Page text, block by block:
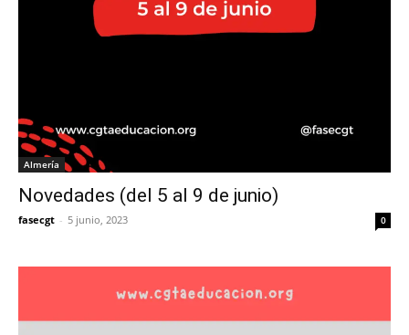
Almería
Novedades (del 5 al 9 de junio)
fasecgt - 5 junio, 2023 0